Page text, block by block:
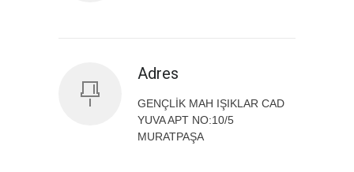
Adres
GENÇLİK MAH IŞIKLAR CAD
YUVA APT NO:10/5
MURATPAŞA